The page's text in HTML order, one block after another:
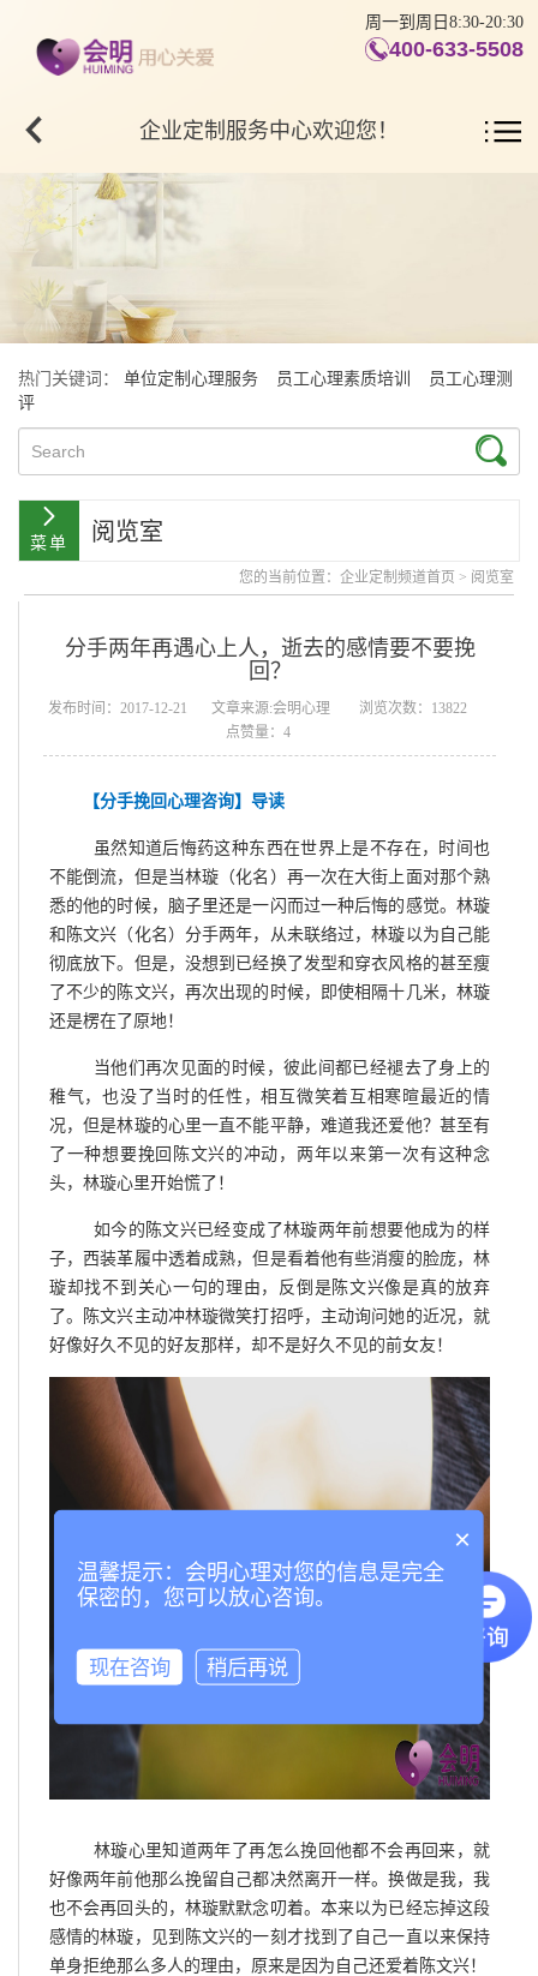
周一到周日8:30-20:30
400-633-5508
企业定制服务中心欢迎您！
热门关键词： 单位定制心理服务 员工心理素质培训
员工心理测
评
阅览室
您的当前位置： 企业定制频道首页 > 阅览室
分手两年再遇心上人，逝去的感情要不要挽
回？
发布时间：2017-12-21 文章来源:会明心理
浏览次数：13822
点赞量：4
【分手挽回心理咨询】导读
虽然知道后悔药这种东西在世界上是不存在，时间也
不能倒流，但是当林璇（化名）再一次在大街上面对那个熟
悉的他的时候，脑子里还是一闪而过一种后悔的感觉。林璇
和陈文兴（化名）分手两年，从未联络过，林璇以为自己能
彻底放下。但是，没想到已经换了发型和穿衣风格的甚至瘦
了不少的陈文兴，再次出现的时候，即使相隔十几米，林璇
还是楞在了原地！
当他们再次见面的时候，彼此间都已经褪去了身上的
稚气，也没了当时的任性，相互微笑着互相寒暄最近的情
况，但是林璇的心里一直不能平静，难道我还爱他？甚至有
了一种想要挽回陈文兴的冲动，两年以来第一次有这种念
头，林璇心里开始慌了！
如今的陈文兴已经变成了林璇两年前想要他成为的样
子，西装革履中透着成熟，但是看着他有些消瘦的脸庞，林
璇却找不到关心一句的理由，反倒是陈文兴像是真的放弃
了。陈文兴主动冲林璇微笑打招呼，主动询问她的近况，就
好像好久不见的好友那样，却不是好久不见的前女友！
林璇心里知道两年了再怎么挽回他都不会再回来，就
好像两年前他那么挽留自己都决然离开一样。换做是我，我
也不会再回头的，林璇默默念叨着。本来以为已经忘掉这段
感情的林璇，见到陈文兴的一刻才找到了自己一直以来保持
单身拒绝那么多人的理由，原来是因为自己还爱着陈文兴！
×
温馨提示：会明心理对您的信息是完全
保密的，您可以放心咨询。
现在咨询 稍后再说